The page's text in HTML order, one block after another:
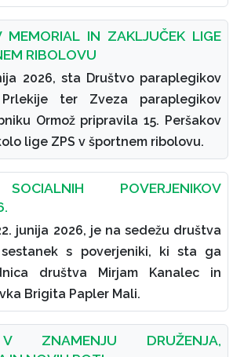
MEMORIAL IN ZAKLJUČEK LIGE
RIBOLOVU
2026, sta Društvo paraplegikov
ter Zveza paraplegikov
Ormož pripravila 15. Peršakov
lige ZPS v športnem ribolovu.
POVERJENIKOV
junija 2026, je na sedežu društva
s poverjeniki, ki sta ga
društva Mirjam Kanalec in
Brigita Papler Mali.
ZNAMENJU DRUŽENJA,